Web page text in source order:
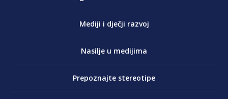
Mediji i dječji razvoj
Nasilje u medijima
Prepoznajte stereotipe